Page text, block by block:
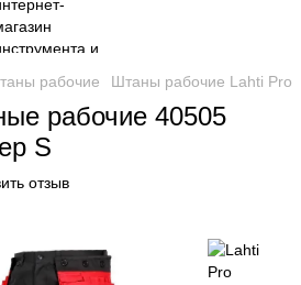
рабочие Штаны рабочие Lahti Pro
рабочие 40505
S
отзыв